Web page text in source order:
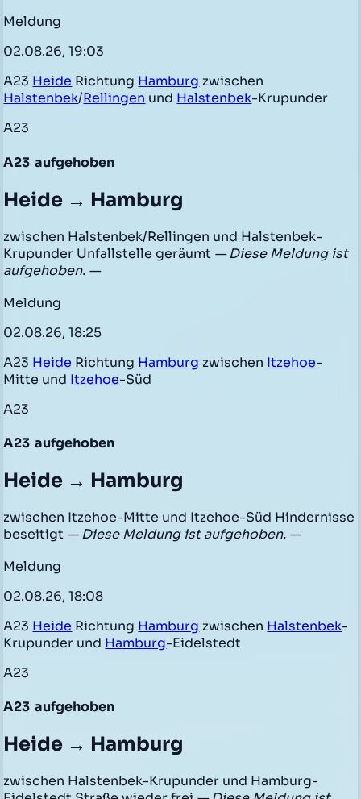
Meldung
02.08.26, 19:03
A23 Heide Richtung Hamburg zwischen
Halstenbek/Rellingen und Halstenbek-Krupunder
A23
A23 aufgehoben
Heide → Hamburg
zwischen Halstenbek/Rellingen und Halstenbek-
Krupunder Unfallstelle geräumt — Diese Meldung ist
aufgehoben. —
Meldung
02.08.26, 18:25
A23 Heide Richtung Hamburg zwischen Itzehoe-
Mitte und Itzehoe-Süd
A23
A23 aufgehoben
Heide → Hamburg
zwischen Itzehoe-Mitte und Itzehoe-Süd Hindernisse
beseitigt — Diese Meldung ist aufgehoben. —
Meldung
02.08.26, 18:08
A23 Heide Richtung Hamburg zwischen Halstenbek-
Krupunder und Hamburg-Eidelstedt
A23
A23 aufgehoben
Heide → Hamburg
zwischen Halstenbek-Krupunder und Hamburg-